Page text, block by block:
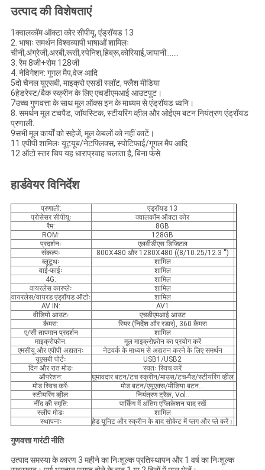
उत्पाद की विशेषताएं
1क्वालकॉम ऑक्टा कोर सीपीयू, एंड्रॉयड 13
2. भाषाः समर्थन विश्वव्यापी भाषाओं शामिलः
चीनी,अंग्रेजी,अरबी,रूसी,स्पेनिश,हिब्रू,कोरियाई,जापानी.......
3. रैम 8जी+रोम 128जी
4. नेविगेशन: गूगल मैप,वेज आदि
5दो चैनल यूएसबी, माइक्रो एसडी स्लॉट, फ्लैश मीडिया
6हेडरेस्ट/बैक स्क्रीन के लिए एचडीएमआई आउटपुट।
7उच्च गुणवत्ता के साथ मूल ऑक्स इन के माध्यम से एंड्रॉयड ध्वनि।
8. समर्थन मूल टचपैड, जॉयस्टिक, स्टीयरिंग व्हील और ओईएम बटन नियंत्रण एंड्रॉयड
प्रणाली.
9सभी मूल कार्यों को सहेजें, मूल केबलों को नहीं काटें।
11.एपीपी शामिलः यूट्यूब/नेटफ्लिक्स, स्पोटिफाई/गूगल मैप आदि
12.ऑटो स्तर चिप यह धाराप्रवाह चलाता है, बिना फंसे.
हार्डवेयर विनिर्देश
प्रणाली:
एंड्रॉयड 13
प्रोसेसर सीपीयूः
क्वालकॉम ऑक्टा कोर
रैम:
8GB
ROM:
128GB
प्रदर्शनः
एलवीडीएस डिजिटल
संकल्पः
800X480 और 1280X480 ((8/10.25/12.3 ′′)
ब्लूटूथः
शामिल
वाई-फाईः
शामिल
4G:
शामिल
वायरलेस कारप्लेः
शामिल
वायरलेस/वायरड एंड्रॉयड ऑटोः
शामिल
AV IN:
AV1
वीडियो आउटः
एचडीएमआई आउट
कैमरा:
रियर (निर्देश और रडार), 360 कैमरा
ए/सी तापमान प्रदर्शन
शामिल
माइक्रोफोन:
मूल माइक्रोफ़ोन का प्रयोग करें
एमसीयू और एपीपी अद्यतनः
नेटवर्क के माध्यम से अद्यतन करने के लिए समर्थन
यूएसबी पोर्टः
USB1/USB2
दिन और रात मोडः
स्वतः स्विच करें
ऑपरेशन:
घुमावदार बटन/टच स्क्रीन/माउस/टच-पैड/स्टीयरिंग व्हील
मोड स्विच करेंः
मोड बटन/एयूएक्स/मीडिया बटन...
स्टीयरिंग व्हील:
नियंत्रण ट्रैक, Vol..
नींद की स्मृति:
पार्किंग में अंतिम एप्लिकेशन याद रखें
स्लीप मोडः
शामिल
स्थापनाः
हेड यूनिट और स्क्रीन के बाद सोकेट में प्लग और प्ले करें।
गुणवत्ता गारंटी नीति
उत्पाद समस्या के कारण 3 महीने का निःशुल्क प्रतिस्थापन और 1 वर्ष का निःशुल्क